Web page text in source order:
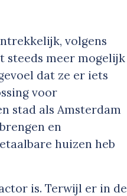
volgens
steeds meer mogelijk
dat ze er iets
voor
stad als Amsterdam
en
huizen heb
is. Terwijl er in de